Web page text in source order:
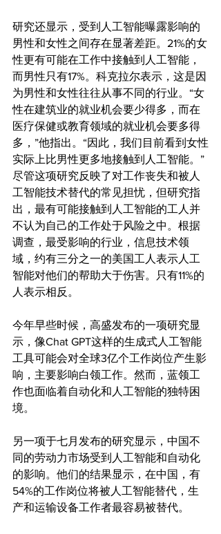
研究还显示，受到人工智能曝露影响的
男性和女性之间存在显著差距。21%的女
性更有可能在工作中接触到人工智能，
而男性只有17%。科克拉尔表示，这是因
为男性和女性往往从事不同的行业。“女
性在建筑业的就业机会要少得多，而在
医疗保健或教育领域的就业机会要多得
多，”他指出。“因此，我们目前看到女性
实际上比男性更多地接触到人工智能。”
尽管这项研究反映了对工作丧失和被人
工智能技术替代的常见担忧，但研究指
出，最有可能接触到人工智能的工人并
不认为自己的工作处于风险之中。根据
调查，最受影响的行业，信息技术领
域，约有三分之一的美国工人表示人工
智能对他们的帮助大于伤害。只有11%的
人表示相反。
今年早些时候，高盛发布的一项研究显
示，像Chat GPT这样的生成式人工智能
工具可能会对全球3亿个工作岗位产生影
响，主要影响白领工作。然而，蓝领工
作也面临着自动化和人工智能的独特困
境。
另一项于七月发布的研究显示，中国不
同的劳动力市场受到人工智能和自动化
的影响。他们的结果显示，在中国，有
54%的工作岗位将被人工智能替代，生
产和运输设备工作者最容易被替代。